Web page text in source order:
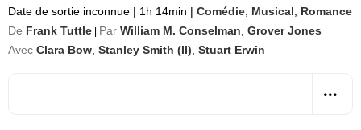
Date de sortie inconnue | 1h 14min | Comédie Musical
Romance
De Frank Tuttle Par William M. Conselman Grover Jones
Avec Clara Bow Stanley Smith (II) Stuart Erwin